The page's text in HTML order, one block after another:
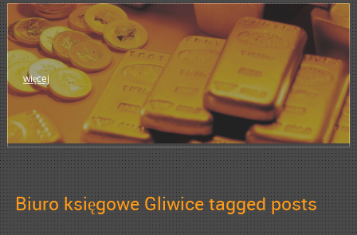
więcej
Biuro księgowe Gliwice tagged posts